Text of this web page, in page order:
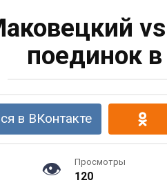
поединок
в ВКонтакте
Просмотры
120